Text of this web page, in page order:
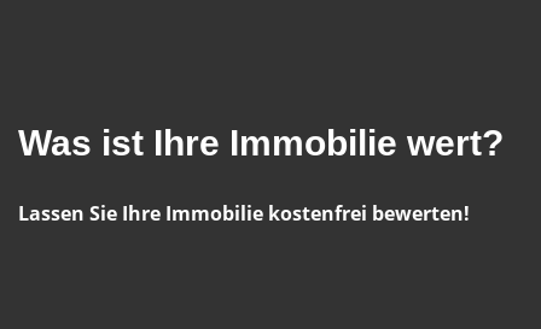
Was ist Ihre Immobilie wert?
Lassen Sie Ihre Immobilie kostenfrei bewerten!